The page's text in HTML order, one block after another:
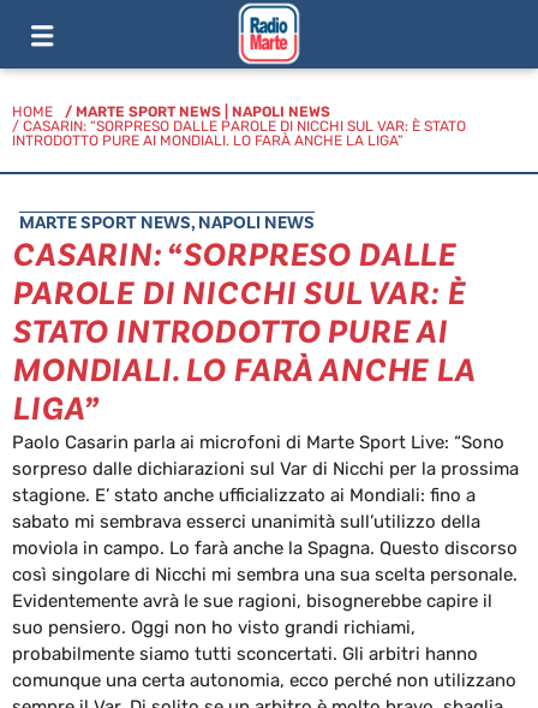
HOME / MARTE SPORT NEWS
NAPOLI NEWS
/ CASARIN: “SORPRESO DALLE PAROLE DI NICCHI SUL VAR: È STATO
INTRODOTTO PURE AI MONDIALI. LO FARÀ ANCHE LA LIGA”
MARTE SPORT NEWS, NAPOLI NEWS
CASARIN: “SORPRESO DALLE
PAROLE DI NICCHI SUL VAR: È
STATO INTRODOTTO PURE AI
MONDIALI. LO FARÀ ANCHE LA
LIGA”
Paolo Casarin parla ai microfoni di Marte Sport Live: “Sono
sorpreso dalle dichiarazioni sul Var di Nicchi per la prossima
stagione. E’ stato anche ufficializzato ai Mondiali: fino a
sabato mi sembrava esserci unanimità sull’utilizzo della
moviola in campo. Lo farà anche la Spagna. Questo discorso
così singolare di Nicchi mi sembra una sua scelta personale.
Evidentemente avrà le sue ragioni, bisognerebbe capire il
suo pensiero. Oggi non ho visto grandi richiami,
probabilmente siamo tutti sconcertati. Gli arbitri hanno
comunque una certa autonomia, ecco perché non utilizzano